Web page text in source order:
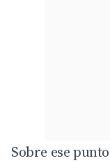
Sobre ese